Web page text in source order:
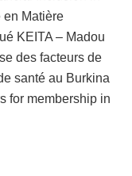
en Matière
KEITA – Madou
des facteurs de
santé au Burkina
for membership in